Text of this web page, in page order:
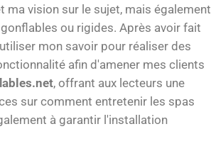
vision sur le sujet, mais également
ou rigides. Après avoir fait
mon savoir pour réaliser des
afin d'amener mes clients
, offrant aux lecteurs une
sur comment entretenir les spas
à garantir l'installation